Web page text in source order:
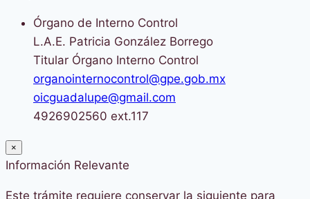
Órgano de Interno Control
L.A.E. Patricia González Borrego
Titular Órgano Interno Control
organointernocontrol@gpe.gob.mx
oicguadalupe@gmail.com
4926902560 ext.117
×
Información Relevante
Este trámite requiere conservar la siguiente para